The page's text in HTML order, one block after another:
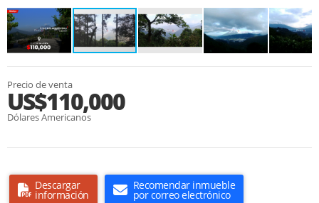
Precio de venta
US$110,000
Dólares Americanos
Descargar
información
Recomendar inmueble
por correo electrónico